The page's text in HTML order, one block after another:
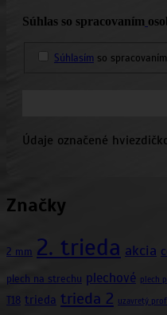
Súhlas so spracovaním
Súhlasím so
Údaje označené
Značky
2 mm 2. trieda akcia
plech na strechu plechové plech
T18 trieda trieda 2 uzavretý